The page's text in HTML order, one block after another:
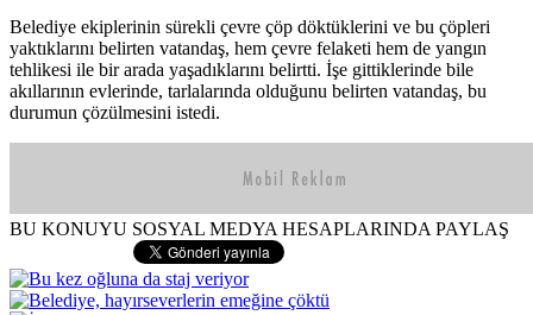
Belediye ekiplerinin sürekli çevre çöp döktüklerini ve bu çöpleri
yaktıklarını belirten vatandaş, hem çevre felaketi hem de yangın
tehlikesi ile bir arada yaşadıklarını belirtti. İşe gittiklerinde bile
akıllarının evlerinde, tarlalarında olduğunu belirten vatandaş, bu
durumun çözülmesini istedi.
BU KONUYU SOSYAL MEDYA HESAPLARINDA PAYLAŞ